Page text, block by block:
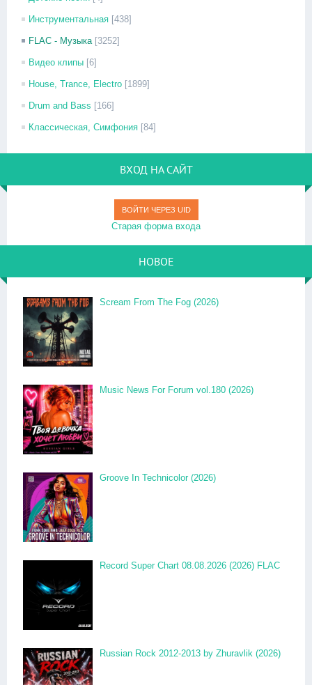
Инструментальная [438]
FLAC - Музыка [3252]
Видео клипы [6]
House, Trance, Electro [1899]
Drum and Bass [166]
Классическая, Симфония [84]
ВХОД НА САЙТ
ВОЙТИ ЧЕРЕЗ UID
Старая форма входа
НОВОЕ
Scream From The Fog (2026)
Music News For Forum vol.180 (2026)
Groove In Technicolor (2026)
Record Super Chart 08.08.2026 (2026) FLAC
Russian Rock 2012-2013 by Zhuravlik (2026)